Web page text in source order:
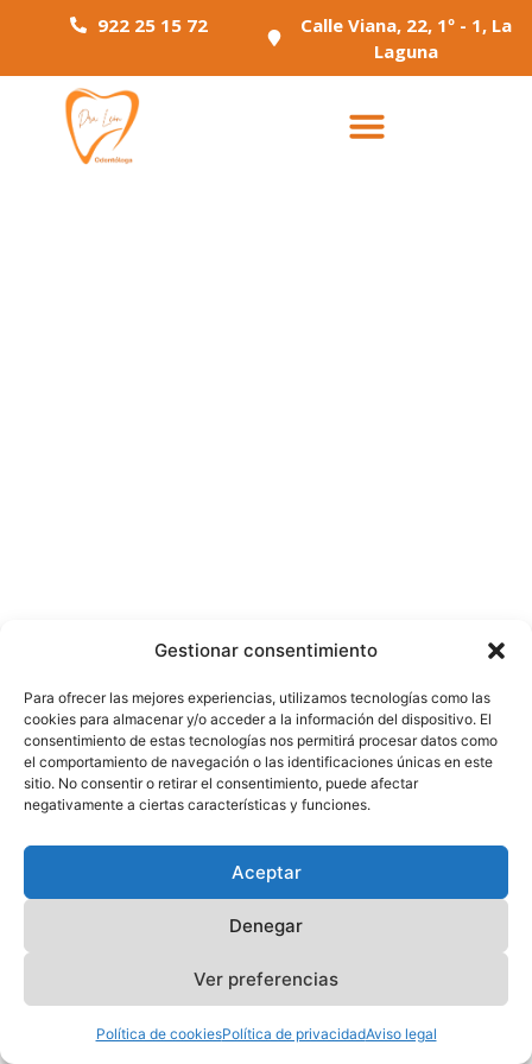
Gestionar consentimiento
Para ofrecer las mejores experiencias, utilizamos tecnologías como las
cookies para almacenar y/o acceder a la información del dispositivo. El
consentimiento de estas tecnologías nos permitirá procesar datos como
el comportamiento de navegación o las identificaciones únicas en este
sitio. No consentir o retirar el consentimiento, puede afectar
negativamente a ciertas características y funciones.
Aceptar
Denegar
Ver preferencias
Política de cookiesPolítica de privacidadAviso legal
922 25 15 72
Calle Viana, 22, 1º - 1, La
Laguna